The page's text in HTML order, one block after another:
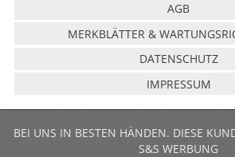
AGB
MERKBLÄTTER &
DATENSCHUTZ
IMPRESSUM
BEI UNS IN BESTEN HÄNDEN. DIESE
S&S WERBUNG